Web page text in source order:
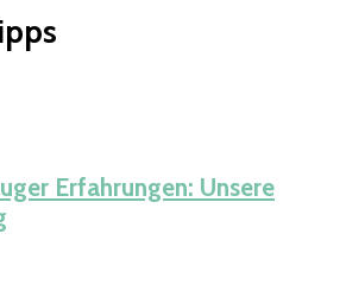
Erfahrungen: Unsere